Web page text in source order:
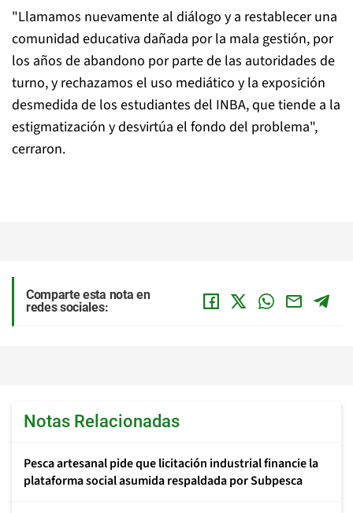
"Llamamos nuevamente al diálogo y a restablecer una
comunidad educativa dañada por la mala gestión, por
los años de abandono por parte de las autoridades de
turno, y rechazamos el uso mediático y la exposición
desmedida de los estudiantes del INBA, que tiende a la
estigmatización y desvirtúa el fondo del problema",
cerraron.
Comparte esta nota en
redes sociales:
Notas Relacionadas
Pesca artesanal pide que licitación industrial financie la
plataforma social asumida respaldada por Subpesca